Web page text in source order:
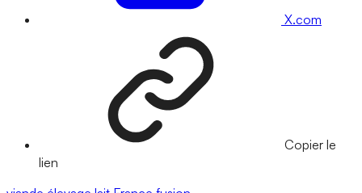
X.com
Copier le
lien